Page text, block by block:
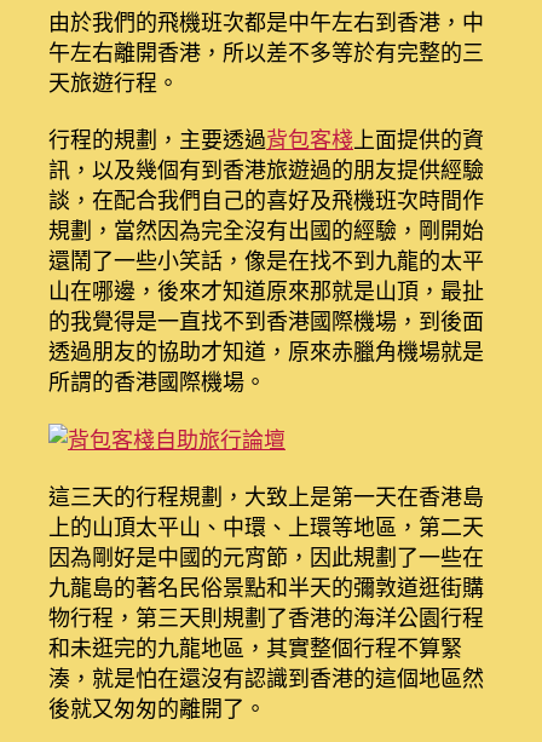
中
由於我們的飛機班次都是中午左右到香港，中
午左右離開香港，所以差不多等於有完整的三
天旅遊行程。
行程的規劃，主要透過背包客棧 上面提供的資
訊，以及幾個有到香港旅遊過的朋友提供經驗
談，在配合我們自己的喜好及飛機班次時間作
規劃，當然因為完全沒有出國的經驗，剛開始
還鬧了一些小笑話，像是在找不到九龍的太平
山在哪邊，後來才知道原來那就是山頂，最扯
的我覺得是一直找不到香港國際機場，到後面
透過朋友的協助才知道，原來赤臘角機場就是
所謂的香港國際機場。
這三天的行程規劃，大致上是第一天在香港島
上的山頂太平山、中環、上環等地區，第二天
因為剛好是中國的元宵節，因此規劃了一些在
九龍島的著名民俗景點和半天的彌敦道逛街購
物行程，第三天則規劃了香港的海洋公園行程
和未逛完的九龍地區，其實整個行程不算緊
湊，就是怕在還沒有認識到香港的這個地區然
後就又匆匆的離開了。